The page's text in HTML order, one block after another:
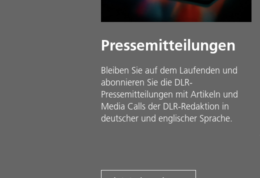
Pressemitteilungen
Bleiben Sie auf dem Laufenden und
abonnieren Sie die DLR-
Pressemitteilungen mit Artikeln und
Media Calls der DLR-Redaktion in
deutscher und englischer Sprache.